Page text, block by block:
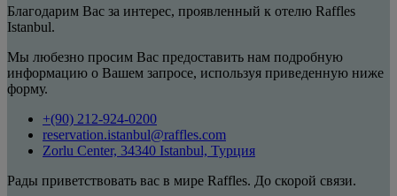
Благодарим Вас за интерес, проявленный к отелю Raffles
Istanbul.
Мы любезно просим Вас предоставить нам подробную
информацию о Вашем запросе, используя приведенную ниже
форму.
+(90) 212-924-0200
reservation.istanbul@raffles.com
Zorlu Center, 34340 Istanbul, Турция
Рады приветствовать вас в мире Raffles. До скорой связи.